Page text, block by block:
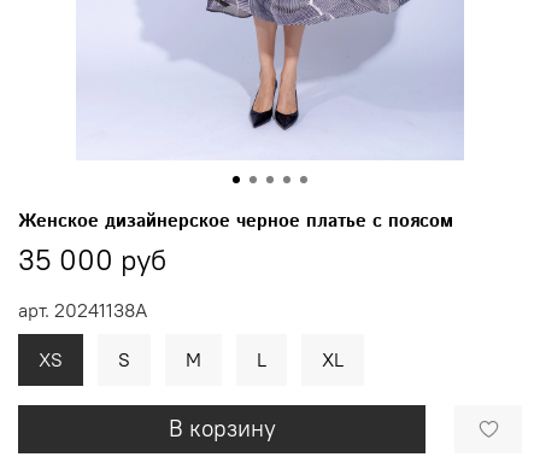
арт. 20241138A
Женское дизайнерское черное платье с поясом
35 000 руб
В корзину
XS S M L XL